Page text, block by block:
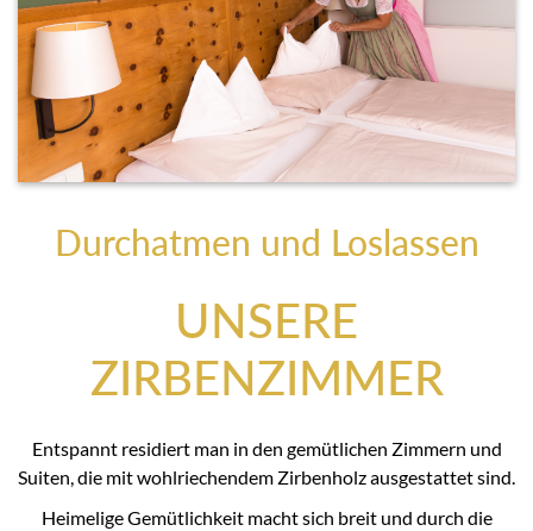
Durchatmen und Loslassen
UNSERE
ZIRBENZIMMER
Entspannt residiert man in den gemütlichen Zimmern und
Suiten, die mit wohlriechendem Zirbenholz ausgestattet sind.
Heimelige Gemütlichkeit macht sich breit und durch die